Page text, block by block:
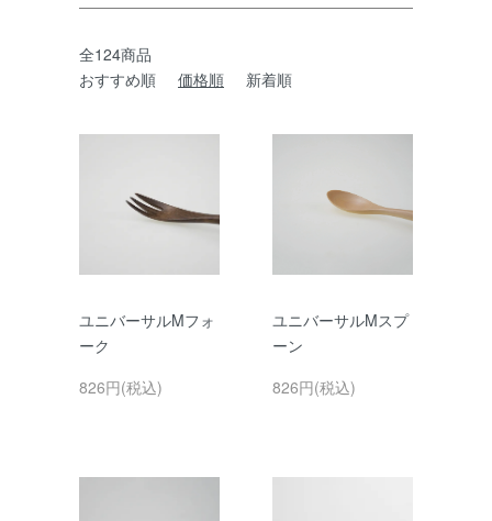
全124商品
おすすめ順
価格順 新着順
ユニバーサルMフォ
ーク
826円(税込)
ユニバーサルMスプ
ーン
826円(税込)